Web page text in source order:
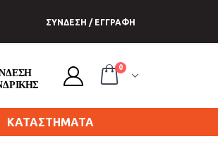
ΣΥΝΔΕΣΗ / ΕΓΓΡΑΦΗ
0
ΚΑΤΑΣΤΗΜΑΤΑ